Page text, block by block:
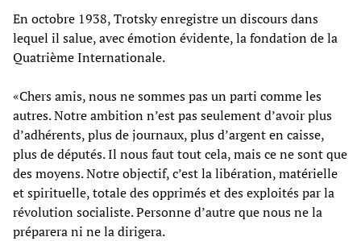
En octobre 1938, Trotsky enregistre un discours dans
lequel il salue, avec émotion évidente, la fondation de la
Quatrième Internationale.
«Chers amis, nous ne sommes pas un parti comme les
autres. Notre ambition n’est pas seulement d’avoir plus
d’adhérents, plus de journaux, plus d’argent en caisse,
plus de députés. Il nous faut tout cela, mais ce ne sont que
des moyens. Notre objectif, c’est la libération, matérielle
et spirituelle, totale des opprimés et des exploités par la
révolution socialiste. Personne d’autre que nous ne la
préparera ni ne la dirigera.